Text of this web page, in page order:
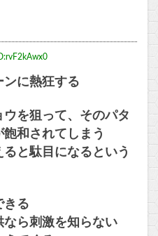
ンに熱狂する
を狙って、そのパタ
和されてしまう
と駄目になるという
きる
ら刺激を知らない